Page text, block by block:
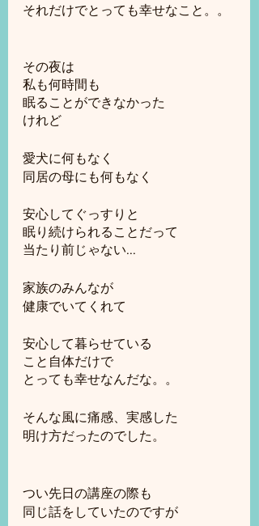
それだけでとっても幸せなこと。。
その夜は
私も何時間も
眠ることができなかった
けれど
愛犬に何もなく
同居の母にも何もなく
安心してぐっすりと
眠り続けられることだって
当たり前じゃない...
家族のみんなが
健康でいてくれて
安心して暮らせている
こと自体だけで
とっても幸せなんだな。。
そんな風に痛感、実感した
明け方だったのでした。
つい先日の講座の際も
同じ話をしていたのですが